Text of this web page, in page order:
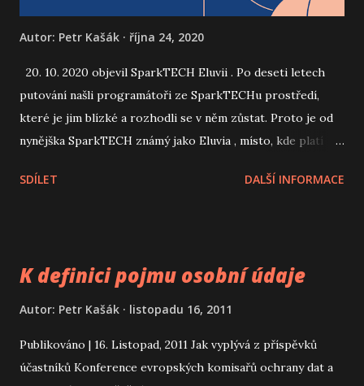
Autor: Petr Kašák října 24, 2020
20. 10. 2020 objevil SparkTECH Eluvii . Po deseti letech
putování našli programátoři ze SparkTECHu prostředí,
které je jim blízké a rozhodli se v něm zůstat. Proto je od
nynějška SparkTECH známý jako Eluvia , místo, kde platí
spolehlivě jako zákony vesmíru. Sledujte www.eluvia.com
and have decided to stay in it. That's why SparkTECH is
as the laws of the Universe. Follow www.eluvia.com
#eluvia #eluvialand #eluviacloud #codemustflow
SDÍLET DALŠÍ INFORMACE
K definici pojmu osobní údaje
Autor: Petr Kašák listopadu 16, 2011
Publikováno | 16. Listopad, 2011 Jak vyplývá z příspěvků
účastníků Konference evropských komisařů ochrany dat a